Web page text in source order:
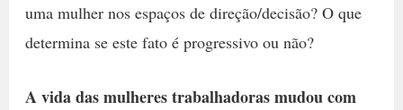
uma mulher nos espaços de direção/decisão? O que
determina se este fato é progressivo ou não?
A vida das mulheres trabalhadoras mudou com